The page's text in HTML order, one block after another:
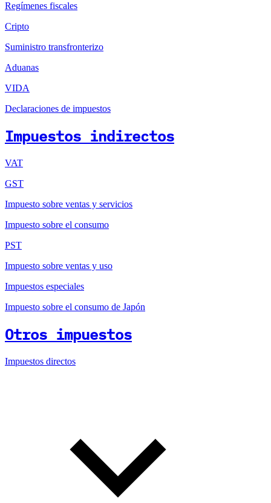
Regímenes fiscales
Cripto
Suministro transfronterizo
Aduanas
VIDA
Declaraciones de impuestos
Impuestos indirectos
VAT
GST
Impuesto sobre ventas y servicios
Impuesto sobre el consumo
PST
Impuesto sobre ventas y uso
Impuestos especiales
Impuesto sobre el consumo de Japón
Otros impuestos
Impuestos directos